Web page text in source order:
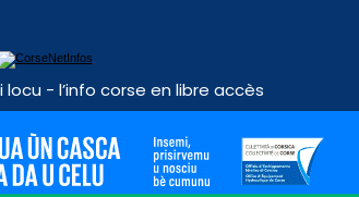
locu - l’info corse en libre accès